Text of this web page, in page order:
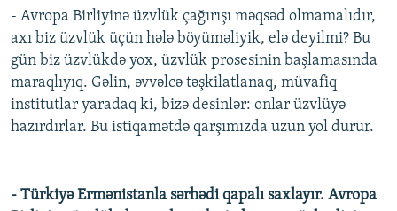
- Avropa Birliyinə üzvlük çağırışı məqsəd olmamalıdır,
axı biz üzvlük üçün hələ böyüməliyik, elə deyilmi? Bu
gün biz üzvlükdə yox, üzvlük prosesinin başlamasında
maraqlıyıq. Gəlin, əvvəlcə təşkilatlanaq, müvafiq
institutlar yaradaq ki, bizə desinlər: onlar üzvlüyə
hazırdırlar. Bu istiqamətdə qarşımızda uzun yol durur.
- Türkiyə Ermənistanla sərhədi qapalı saxlayır. Avropa